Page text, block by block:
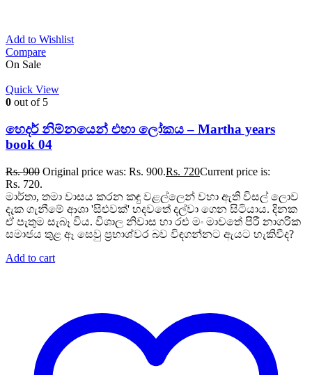
Add to Wishlist
Compare
On Sale
Quick View
0 out of 5
හෙදර් නිම්නයෙන් එහා ලෝකය – Martha years
book 04
Rs.900 Original price was: Rs. 900.Rs. 720Current price is:
Rs. 720.
මාර්තා, තමා වාසය කරන කඳු වළල්ලෙන් වහා ඇති විසල් ලොව
දැක ගැනීමේ ආශා 'සිළුවක්' හදවතේ දල්වා ගෙන සිටියාය. දිනක
ඒ පැතුම සැබෑ විය. විශාල නිවාස හා රළු මං මාවතේ පිරී නාගරික
සමාජය තුළ ඈ සෙවු ප්‍රභාශ්වර බව විඳගන්නට ඇයට හැකිවීද?
Add to cart